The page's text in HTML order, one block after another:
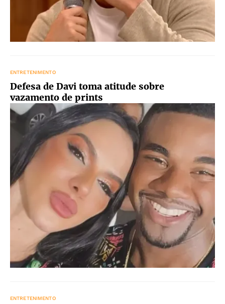
ENTRETENIMENTO
Defesa de Davi toma atitude sobre
vazamento de prints
ENTRETENIMENTO